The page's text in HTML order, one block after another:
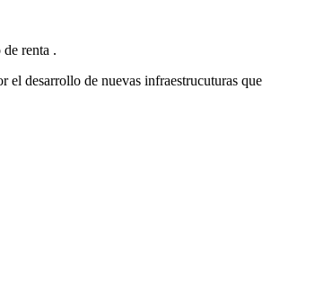
renta .
desarrollo de nuevas infraestrucuturas que